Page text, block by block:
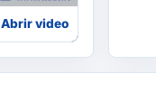
Abrir video